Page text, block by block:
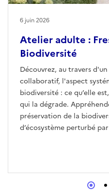
Atelier adulte :
Biodiversité
Découvrez, au travers
collaboratif, l'aspect
biodiversité : ce qu’elle
qui la dégrade.
préservation de la
d’écosystème perturbé
Hopla'Transition.Durée :
l'accueil du
6 juin 2026